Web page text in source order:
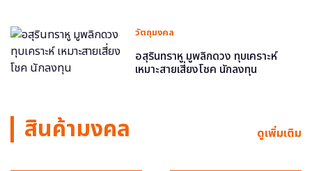
วัตถุมงคล
อสุรินทราหู มูพลิกดวง ทุบเคราะห์
เหมาะสายเสี่ยงโชค นักลงทุน
สินค้ามงคล ดูเพิ่มเติม